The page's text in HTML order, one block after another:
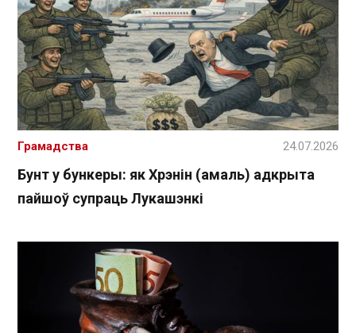
Бунт у бункеры: як Хрэнін (амаль) адкрыта
пайшоў супраць Лукашэнкі
Грамадства 24.07.2026